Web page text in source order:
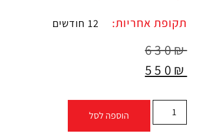
תקופת אחריות: 12 חודשים
630₪
550 ₪
הוספה לסל